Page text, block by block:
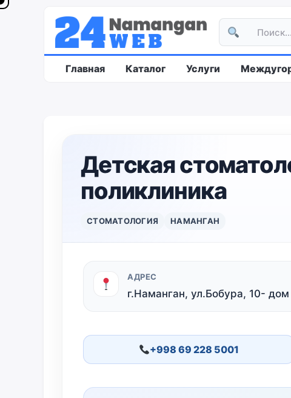
Главная Каталог Услуги
Детская
поликлиника
СТОМАТОЛОГИЯ НАМАНГАН
АДРЕС
г.Наманган, ул.Бобура, 10- дом
+998 69 228 5001